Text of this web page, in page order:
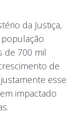
da Justiça,
de 700 mil
de
esse
impactado